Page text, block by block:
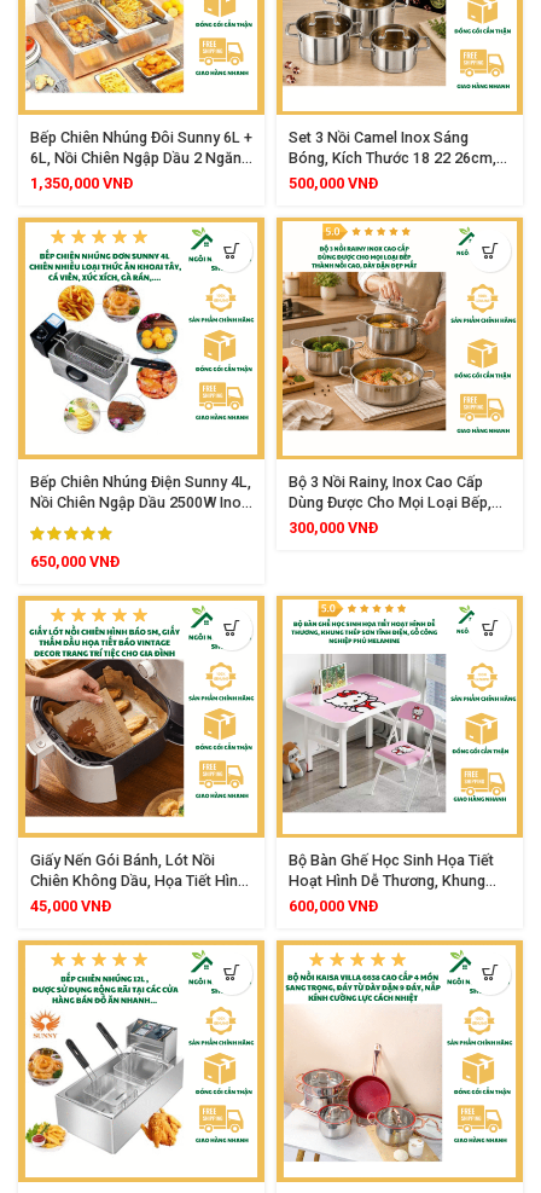
Bếp Chiên Nhúng Đôi Sunny 6L +
6L, Nồi Chiên Ngập Dầu 2 Ngăn
Công Suất Lớn Điều Chỉnh Nhiệt
1,350,000 VNĐ
Set 3 Nồi Camel Inox Sáng
Bóng, Kích Thước 18 22 26cm,
Dùng Được Mọi Loại Bếp
500,000 VNĐ
Bếp Chiên Nhúng Điện Sunny 4L,
Nồi Chiên Ngập Dầu 2500W Inox
Cao Cấp Điều Chỉnh Nhiệt Độ
Tiện Lợi
650,000 VNĐ
Bộ 3 Nồi Rainy, Inox Cao Cấp
Dùng Được Cho Mọi Loại Bếp,
Thành Cao Dày Đẹp
300,000 VNĐ
Giấy Nến Gói Bánh, Lót Nồi
Chiên Không Dầu, Họa Tiết Hình
Báo, Cuộn 5m x 30cm
45,000 VNĐ
Bộ Bàn Ghế Học Sinh Họa Tiết
Hoạt Hình Dễ Thương, Khung
Thép Sơn Tĩnh Điện, Gỗ Công
600,000 VNĐ